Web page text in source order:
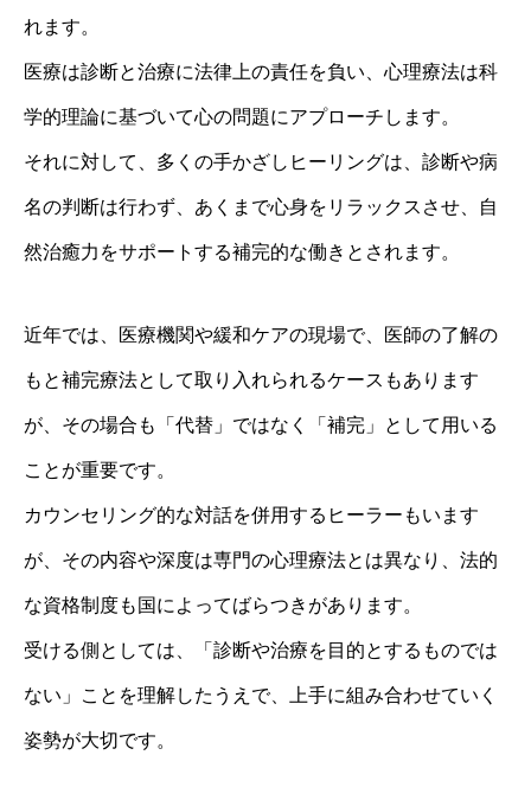
れます。
医療は診断と治療に法律上の責任を負い、心理療法は科
学的理論に基づいて心の問題にアプローチします。
それに対して、多くの手かざしヒーリングは、診断や病
名の判断は行わず、あくまで心身をリラックスさせ、自
然治癒力をサポートする補完的な働きとされます。
近年では、医療機関や緩和ケアの現場で、医師の了解の
もと補完療法として取り入れられるケースもあります
が、その場合も「代替」ではなく「補完」として用いる
ことが重要です。
カウンセリング的な対話を併用するヒーラーもいます
が、その内容や深度は専門の心理療法とは異なり、法的
な資格制度も国によってばらつきがあります。
受ける側としては、「診断や治療を目的とするものでは
ない」ことを理解したうえで、上手に組み合わせていく
姿勢が大切です。